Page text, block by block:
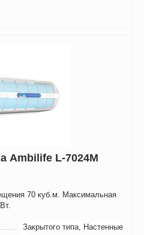
Ambilife L-7024М
70 куб.м. Максимальная
Закрытого типа, Настенные